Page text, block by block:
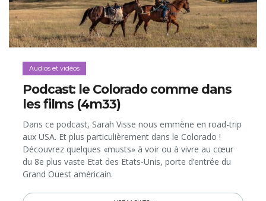
Audios et vidéos
Podcast: le Colorado comme dans
les films (4m33)
Dans ce podcast, Sarah Visse nous emmène en road-trip
aux USA. Et plus particulièrement dans le Colorado !
Découvrez quelques «musts» à voir ou à vivre au cœur
du 8e plus vaste Etat des Etats-Unis, porte d’entrée du
Grand Ouest américain.